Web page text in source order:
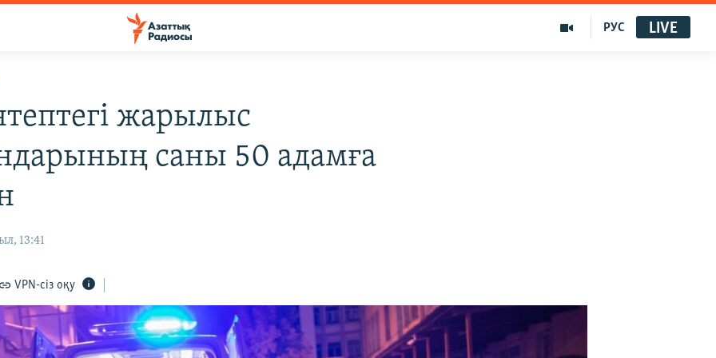
РУС LIVE
жарылыс
саны 50 адамға
13:41
VPN-сіз оқу